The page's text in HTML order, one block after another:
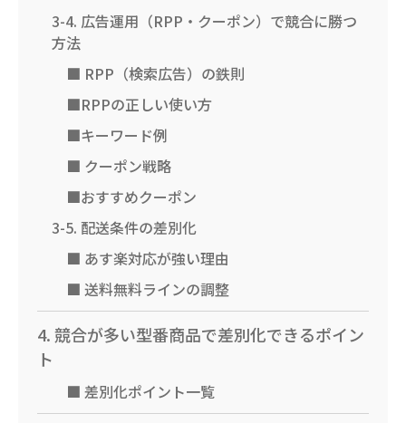
3-4. 広告運用（RPP・クーポン）で競合に勝つ
方法
■ RPP（検索広告）の鉄則
■RPPの正しい使い方
■キーワード例
■ クーポン戦略
■おすすめクーポン
3-5. 配送条件の差別化
■ あす楽対応が強い理由
■ 送料無料ラインの調整
4. 競合が多い型番商品で差別化できるポイン
ト
■ 差別化ポイント一覧